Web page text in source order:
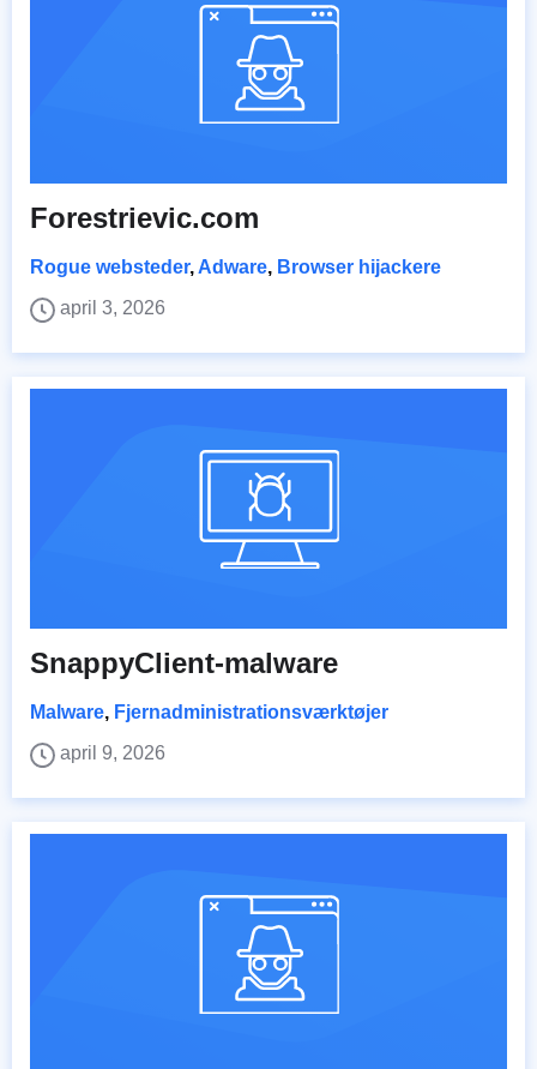
Forestrievic.com
Rogue websteder,Adware, Browser hijackere
april 3, 2026
SnappyClient-malware
Malware, Fjernadministrationsværktøjer
april 9, 2026